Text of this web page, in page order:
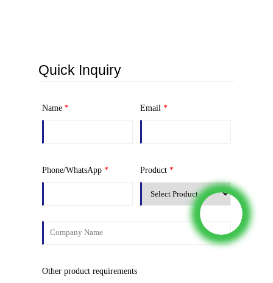
Quick Inquiry
Name * Email *
Phone/WhatsApp * Product *
Other product requirements